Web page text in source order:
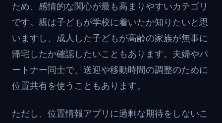
ため、感情的な関心が最も高まりやすいカテゴリ
です。親は子どもが学校に着いたか知りたいと思
いますし、成人した子どもが高齢の家族が無事に
帰宅したか確認したいこともあります。夫婦やパ
ートナー同士で、送迎や移動時間の調整のために
位置共有を使うこともあります。
ただし、位置情報アプリに過剰な期待をしないこ